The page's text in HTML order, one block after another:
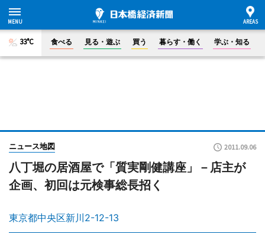
33°C 食べる 見る・遊ぶ 買う 暮らす・働く 学ぶ・知る
ニュース地図 2011.09.06
八丁堀の居酒屋で「質実剛健講座」－店主が
企画、初回は元検事総長招く
東京都中央区新川2-12-13